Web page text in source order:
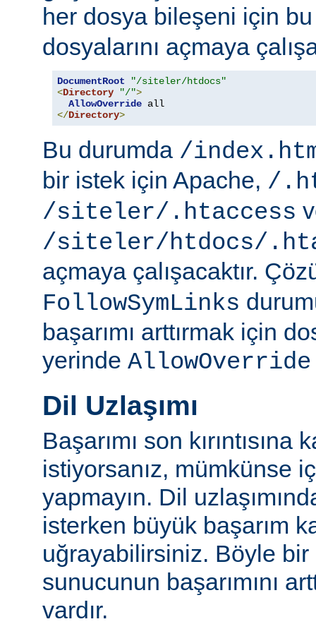
her dosya bileşeni için
dosyalarını açmaya
DocumentRoot
"/siteler/htdocs"
<Directory "/">
AllowOverride
</Directory>
Bu durumda /
bir istek için Apache, /
/siteler/.htaccess
/siteler/htdocs/
açmaya çalışacaktır.
FollowSymLinks
başarımı arttırmak için
yerinde AllowOverride
Dil Uzlaşımı
Başarımı son kırıntısına
istiyorsanız, mümkünse
yapmayın. Dil
isterken büyük başarım
uğrayabilirsiniz. Böyle bir
sunucunun başarımını
vardır.